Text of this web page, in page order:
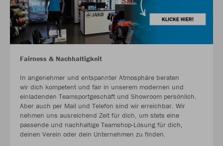
Fairness & Nachhaltigkeit
In angenehmer und entspannter Atmosphäre beraten
wir dich kompetent und fair in unserem modernen und
einladenden Teamsportgeschäft und Showroom persönlich.
Aber auch per Mail und Telefon sind wir erreichbar. Wir
nehmen uns ausreichend Zeit für dich, um stets eine
passende und nachhaltige Teamshop-Lösung für dich,
deinen Verein oder dein Unternehmen zu finden.